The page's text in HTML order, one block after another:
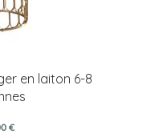
en laiton 6-8
€